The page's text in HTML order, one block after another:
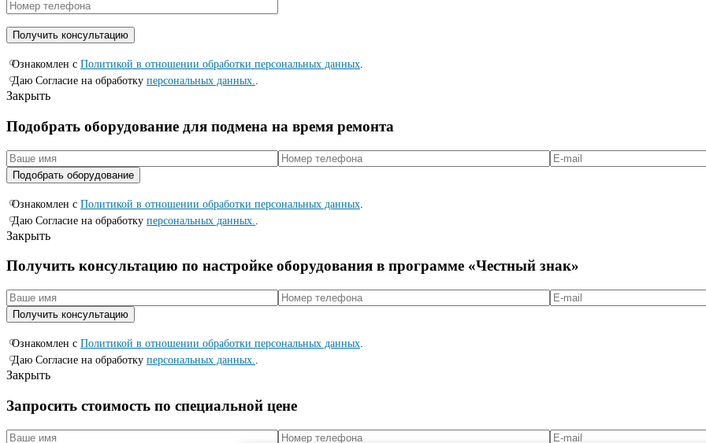
Ознакомлен с Политикой в отношении обработки персональных данных.
Даю Согласие на обработку персональных данных..
Закрыть
Подобрать оборудование для подмена на время ремонта
Ознакомлен с Политикой в отношении обработки персональных данных
Даю Согласие на обработку персональных данных.
Закрыть
Получить консультацию по настройке оборудования в программе «Честный знак»
Ознакомлен с Политикой в отношении обработки персональных данных.
Даю Согласие на обработку персональных данных..
Закрыть
Запросить стоимость по специальной цене